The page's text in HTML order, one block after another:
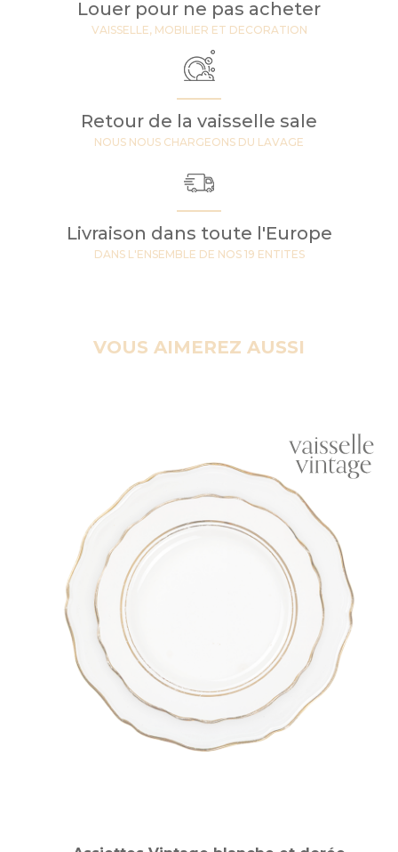
Louer pour ne pas acheter
VAISSELLE, MOBILIER ET DECORATION
Retour de la vaisselle sale
NOUS NOUS CHARGEONS DU LAVAGE
Livraison dans toute l'Europe
DANS L'ENSEMBLE DE NOS 19 ENTITES
VOUS AIMEREZ AUSSI